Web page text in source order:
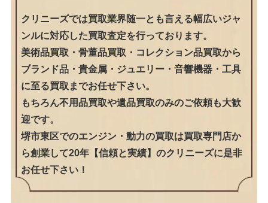
クリニーズでは買取業界随一とも言える幅広いジャ
ンルに対応した買取査定を行っております。
美術品買取・骨董品買取・コレクション品買取から
ブランド品・貴金属・ジュエリー・音響機器・工具
に至る買取までお任せ下さい。
もちろん不用品買取や遺品買取のみのご依頼も大歓
迎です。
堺市東区でのエンジン・動力の買取は買取専門店か
ら創業して20年【信頼と実績】のクリニーズに是非
お任せ下さい！